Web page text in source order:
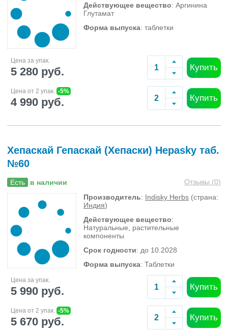
Действующее вещество: Аргинина
Глутамат
Форма выпуска: таблетки
Цена за упак.
5 280 руб. Купить
Цена от 2 упак. -5%
4 990 руб. Купить
Хепаскай Гепаскай (Хепаски) Hepasky таб.
№60
Есть в наличии Отзывы (0)
Производитель: Indisky Herbs (страна:
Индия)
Действующее вещество:
Натуральные, растительные
компоненты
Срок годности: до 10.2028
Форма выпуска: Таблетки
Цена за упак.
5 990 руб. Купить
Цена от 2 упак. -5%
5 670 руб. Купить